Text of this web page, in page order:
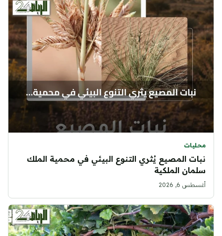
محليات
نبات المصيع يُثري التنوع البيئي في محمية الملك
سلمان الملكية
أغسطس 6, 2026